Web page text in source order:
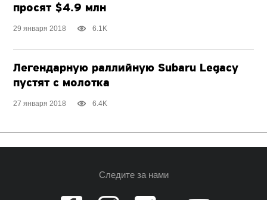
просят $4.9 млн
29 января 2018 6.1K
Легендарную раллийную Subaru Legacy
пустят с молотка
27 января 2018 6.4K
Следите за нами